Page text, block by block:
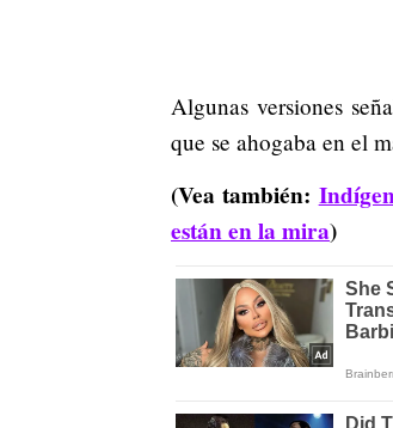
Algunas versiones
que se ahogaba en el
(Vea también:
están en la mira)